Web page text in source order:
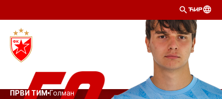
ЋИР
ПРВИ ТИМ Голман